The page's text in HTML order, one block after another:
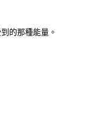
的那種能量。